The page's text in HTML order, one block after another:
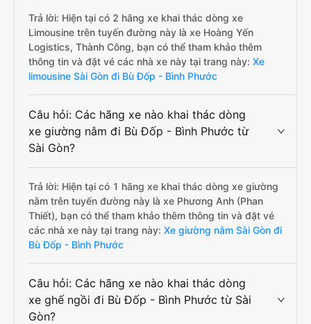
Trả lời: Hiện tại có 2 hãng xe khai thác dòng xe
Limousine trên tuyến đường này là xe Hoàng Yến
Logistics, Thành Công, bạn có thể tham khảo thêm
thông tin và đặt vé các nhà xe này tại trang này: Xe
limousine Sài Gòn đi Bù Đốp - Bình Phước
Câu hỏi: Các hãng xe nào khai thác dòng
xe giường nằm đi Bù Đốp - Bình Phước từ
Sài Gòn?
Trả lời: Hiện tại có 1 hãng xe khai thác dòng xe giường
nằm trên tuyến đường này là xe Phương Anh (Phan
Thiết), bạn có thể tham khảo thêm thông tin và đặt vé
các nhà xe này tại trang này: Xe giường nằm Sài Gòn đi
Bù Đốp - Bình Phước
Câu hỏi: Các hãng xe nào khai thác dòng
xe ghế ngồi đi Bù Đốp - Bình Phước từ Sài
Gòn?